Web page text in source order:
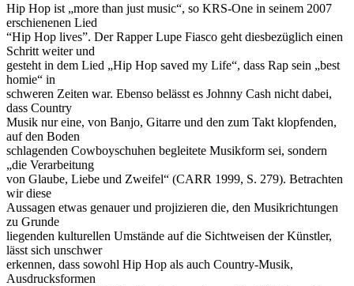
Hip Hop ist „more than just music“, so KRS-One in seinem 2007
erschienenen Lied
“Hip Hop lives”. Der Rapper Lupe Fiasco geht diesbezüglich einen
Schritt weiter und
gesteht in dem Lied „Hip Hop saved my Life“, dass Rap sein „best
homie“ in
schweren Zeiten war. Ebenso belässt es Johnny Cash nicht dabei,
dass Country
Musik nur eine, von Banjo, Gitarre und den zum Takt klopfenden,
auf den Boden
schlagenden Cowboyschuhen begleitete Musikform sei, sondern
„die Verarbeitung
von Glaube, Liebe und Zweifel“ (CARR 1999, S. 279). Betrachten
wir diese
Aussagen etwas genauer und projizieren die, den Musikrichtungen
zu Grunde
liegenden kulturellen Umstände auf die Sichtweisen der Künstler,
lässt sich unschwer
erkennen, dass sowohl Hip Hop als auch Country-Musik,
Ausdrucksformen